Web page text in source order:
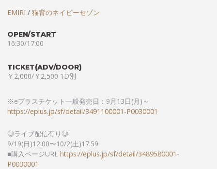
EMIRI / 猫背のネイビーセゾン
OPEN/START
16:30/17:00
TICKET(ADV/DOOR)
￥2,000/￥2,500 1D別
※eプラスチケット一般発売日：9月13日(月)～
https://eplus.jp/sf/detail/3491100001-P0030001
◎ライブ配信有り◎
9/19(日)12:00〜10/2(土)17:59
■購入ページURL https://eplus.jp/sf/detail/3489580001-
P0030001